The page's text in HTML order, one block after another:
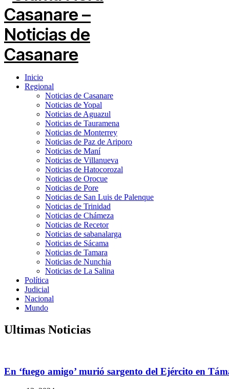
Inicio
Regional
Noticias de Casanare
Noticias de Yopal
Noticias de Aguazul
Noticias de Tauramena
Noticias de Monterrey
Noticias de Paz de Ariporo
Noticias de Maní
Noticias de Villanueva
Noticias de Hatocorozal
Noticias de Orocue
Noticias de Pore
Noticias de San Luis de Palenque
Noticias de Trinidad
Noticias de Chámeza
Noticias de Recetor
Noticias de sabanalarga
Noticias de Sácama
Noticias de Tamara
Noticias de Nunchia
Noticias de La Salina
Política
Judicial
Nacional
Mundo
Ultimas Noticias
En ‘fuego amigo’ murió sargento del Ejército en